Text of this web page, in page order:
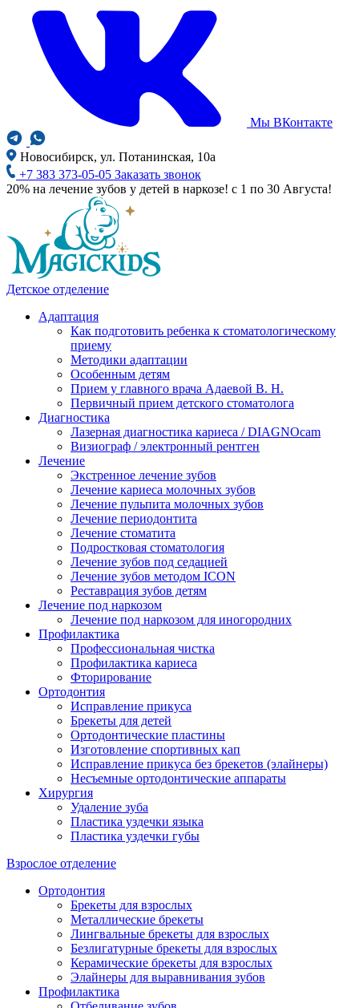
Мы ВКонтакте
Новосибирск, ул. Потанинская, 10а
+7 383 373-05-05 Заказать звонок
20% на лечение зубов у детей в наркозе! с 1 по 30 Августа!
Детское отделение
Адаптация
Как подготовить ребенка к стоматологическому
приему
Методики адаптации
Особенным детям
Прием у главного врача Адаевой В. Н.
Первичный прием детского стоматолога
Диагностика
Лазерная диагностика кариеса / DIAGNOcam
Визиограф / электронный рентген
Лечение
Экстренное лечение зубов
Лечение кариеса молочных зубов
Лечение пульпита молочных зубов
Лечение периодонтита
Лечение стоматита
Подростковая стоматология
Лечение зубов под седацией
Лечение зубов методом ICON
Реставрация зубов детям
Лечение под наркозом
Лечение под наркозом для иногородних
Профилактика
Профессиональная чистка
Профилактика кариеса
Фторирование
Ортодонтия
Исправление прикуса
Брекеты для детей
Ортодонтические пластины
Изготовление спортивных кап
Исправление прикуса без брекетов (элайнеры)
Несъемные ортодонтические аппараты
Хирургия
Удаление зуба
Пластика уздечки языка
Пластика уздечки губы
Взрослое отделение
Ортодонтия
Брекеты для взрослых
Металлические брекеты
Лингвальные брекеты для взрослых
Безлигатурные брекеты для взрослых
Керамические брекеты для взрослых
Элайнеры для выравнивания зубов
Профилактика